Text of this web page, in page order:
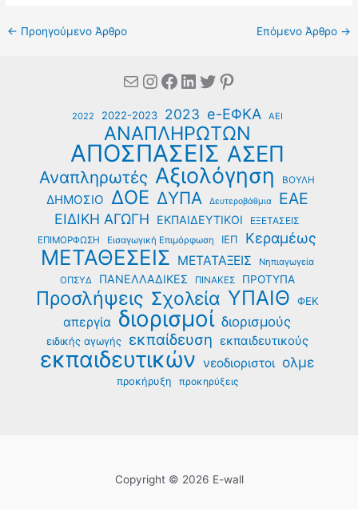
← Προηγούμενο Άρθρο Επόμενο Άρθρο →
MailInstagram
Facebook
Linkedin
Twitter
Pinterest
2022 2022-2023 2023 e-ΕΦΚΑ ΑΕΙ
ΑΝΑΠΛΗΡΩΤΩΝ
ΑΠΟΣΠΑΣΕΙΣ ΑΣΕΠ
Αναπληρωτές Αξιολόγηση ΒΟΥΛΗ
ΔΗΜΟΣΙΟ ΔΟΕ ΔΥΠΑ Δευτεροβάθμια ΕΑΕ
ΕΙΔΙΚΗ ΑΓΩΓΗ ΕΚΠΑΙΔΕΥΤΙΚΟΙ ΕΞΕΤΑΣΕΙΣ
ΕΠΙΜΟΡΦΩΣΗ Εισαγωγική Επιμόρφωση ΙΕΠ Κεραμέως
ΜΕΤΑΘΕΣΕΙΣ ΜΕΤΑΤΑΞΕΙΣ
Νηπιαγωγεία
ΟΠΣΥΔ
ΠΑΝΕΛΛΑΔΙΚΕΣ ΠΙΝΑΚΕΣ ΠΡΟΤΥΠΑ
Προσλήψεις Σχολεία ΥΠΑΙΘ ΦΕΚ
απεργία διορισμοί διορισμούς
ειδικής αγωγής εκπαίδευση εκπαιδευτικούς
εκπαιδευτικών νεοδιοριστοι ολμε
προκήρυξη προκηρύξεις
Copyright © 2026 E-wall